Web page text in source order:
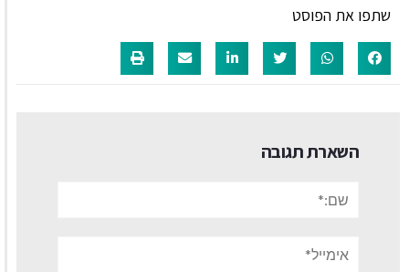
שתפו את הפוסט
השארת תגובה